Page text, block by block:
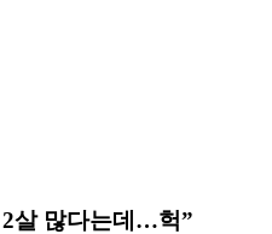
살 많다는데…헉”